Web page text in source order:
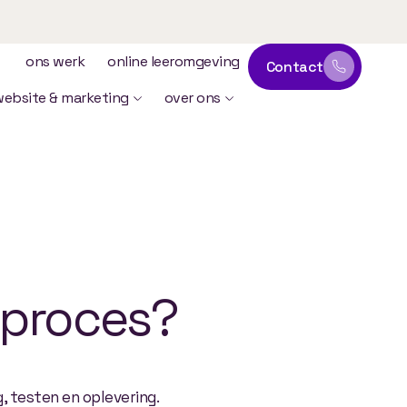
ons werk
online leeromgeving
& marketing
over ons
Contact
testen en oplevering.